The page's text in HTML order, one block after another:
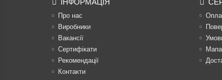
ІНФОРМАЦІЯ
Про нас
Виробники
Вакансії
Сертифікати
Рекомендації
Контакти